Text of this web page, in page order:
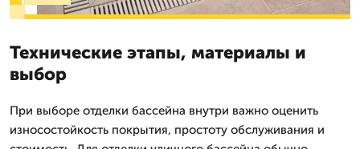
Технические этапы, материалы и
выбор
При выборе отделки бассейна внутри важно оценить
износостойкость покрытия, простоту обслуживания и